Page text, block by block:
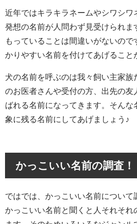
近年ではキラキラネームやシワシワ
発想の名前が人問わず見受けられま
もっていることは間違いがないので
かりやすい名前を付けてあげること
犬の名前を呼ぶのは我々飼い主家族
のお医者さんや受付の方、出先の友
ばれる名前になってきます。そんな
象に残る名前にしてあげましょう♪
かっこいい名前の調査！
ではでは、かっこいい名前について
かっこいい名前と聞くと人それそれ